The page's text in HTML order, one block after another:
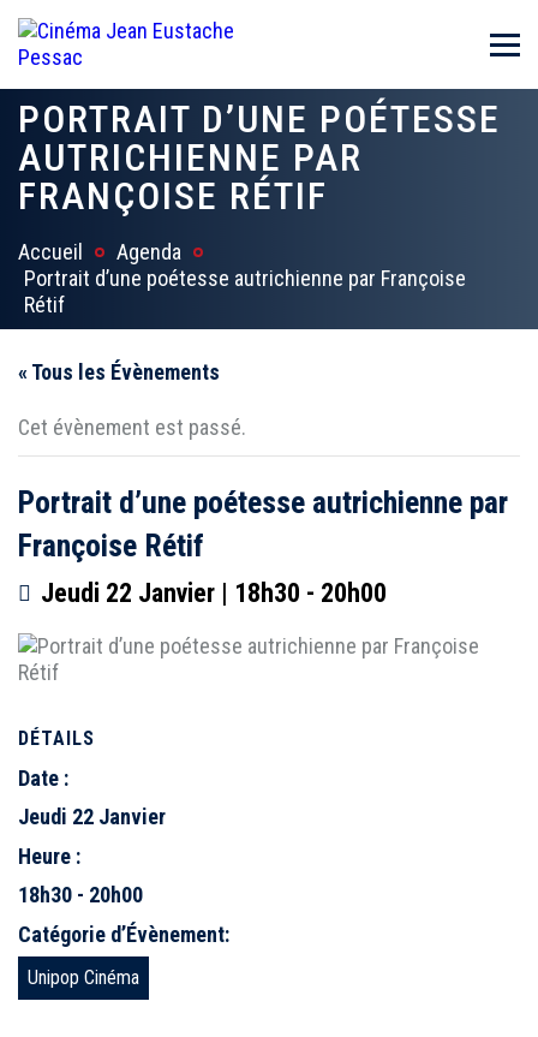
PORTRAIT D’UNE POÉTESSE
AUTRICHIENNE PAR
FRANÇOISE RÉTIF
Accueil
Agenda
Portrait d’une poétesse autrichienne par Françoise
Rétif
« Tous les Évènements
Cet évènement est passé.
Portrait d’une poétesse autrichienne par
Françoise Rétif
Jeudi 22 Janvier | 18h30 - 20h00
DÉTAILS
Date :
Jeudi 22 Janvier
Heure :
18h30 - 20h00
Catégorie d’Évènement:
Unipop Cinéma